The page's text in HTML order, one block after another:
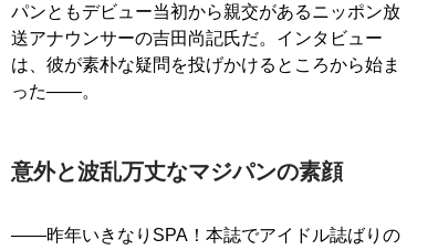
パンともデビュー当初から親交があるニッポン放
送アナウンサーの吉田尚記氏だ。インタビュー
は、彼が素朴な疑問を投げかけるところから始ま
った――。
意外と波乱万丈なマジパンの素顔
――昨年いきなりSPA！本誌でアイドル誌ばりの